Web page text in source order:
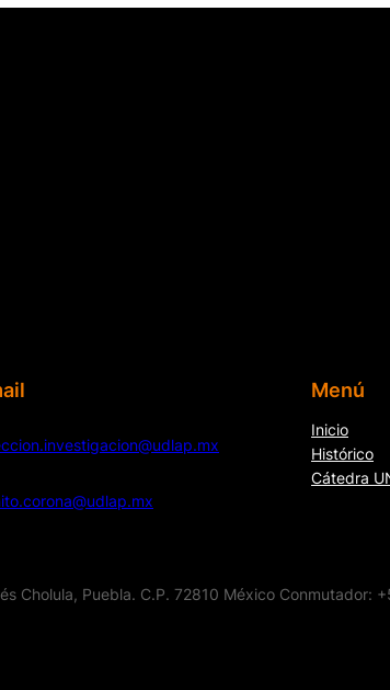
Menú
Inicio
Histórico
Cátedra
Cholula, Puebla. C.P. 72810 México Conmutador: